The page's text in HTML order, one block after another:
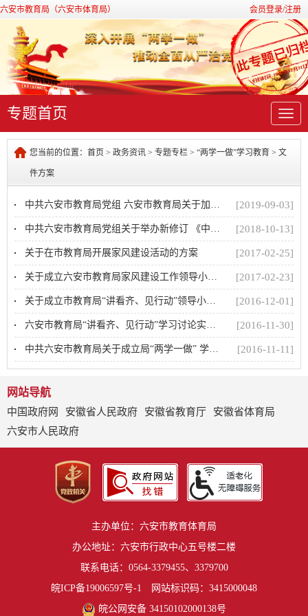
六安市教育局（六安市体育局） 会员登录/注册
导
航
专题首页
您当前的位置： 首页 > 政务资讯 > 专题专栏 > “两学一做”学习教育 > 文
件方案
中共六安市教育局党组 六安市教育局关于加强新时代中小学教师师德师风建设的实施意见 [2019-09-03]
中共六安市教育局党组关于举办新修订 《中国共产党纪律处分条例》 专题学习会的通知 [2018-10-13]
关于在市教育局开展家风建设活动的方案 [2017-02-25]
关于成立六安市教育局家风建设工作领导小组的通知 [2017-02-23]
关于成立市教育局“讲看齐、见行动”领导小组的通知 [2016-12-01]
六安市教育局“讲看齐、见行动”学习讨论实施方案 [2016-11-30]
中共六安市教育局关于成立局“两学一做” 学习教育协调小组的通知 [2016-11-11]
网站导航
中国政府网 安徽省人民政府 安徽省教育厅
安徽省体育局
六安市人民政府
主办单位：六安市教育体育局
办公地址：六安市行政中心五号楼二楼
联系电话：0564-3379455、3379700
皖ICP备19006597号-1
网站标识码：3415000048
皖公网安备 34150102000138号